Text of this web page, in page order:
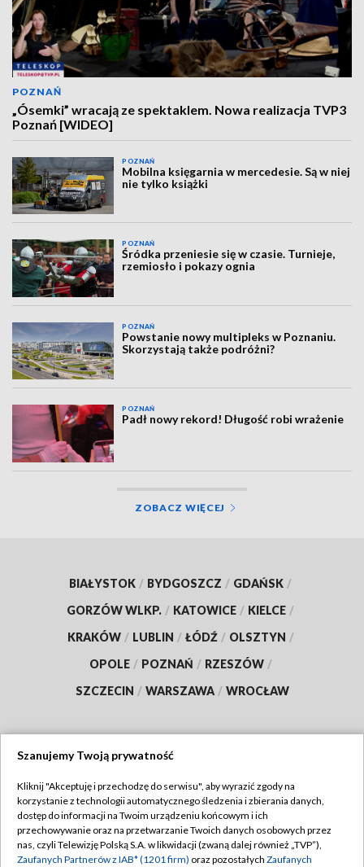
POZNAŃ
„Ósemki” wracają ze spektaklem. Nowa realizacja TVP3
Poznań [WIDEO]
POZNAŃ
Mobilna księgarnia w mercedesie. Są w niej
nie tylko książki
POZNAŃ
Śródka przeniesie się w czasie. Turnieje,
rzemiosło i pokazy ognia
POZNAŃ
Powstanie nowy multipleks w Poznaniu.
Skorzystają także podróżni?
POZNAŃ
Padł nowy rekord! Długość robi wrażenie
ZOBACZ WIĘCEJ
BIAŁYSTOK / BYDGOSZCZ / GDAŃSK /
GORZÓW WLKP. / KATOWICE / KIELCE /
KRAKÓW / LUBLIN / ŁÓDŹ / OLSZTYN /
OPOLE / POZNAŃ / RZESZÓW /
SZCZECIN / WARSZAWA / WROCŁAW
TVP
Abonament TVP
Emisja w TVP
Regulamin TVP
Polityka prywatności
Szanujemy Twoją prywatność
Kliknij "Akceptuję i przechodzę do serwisu", aby wyrazić zgody na
korzystanie z technologii automatycznego śledzenia i zbierania danych,
dostęp do informacji na Twoim urządzeniu końcowym i ich
przechowywanie oraz na przetwarzanie Twoich danych osobowych przez
nas, czyli Telewizję Polską S.A. w likwidacji (zwaną dalej również „TVP”),
Zaufanych Partnerów z IAB* (1201 firm) oraz pozostałych Zaufanych